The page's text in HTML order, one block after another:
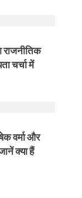
चर्चा में
वर्मा और
क्या हैं